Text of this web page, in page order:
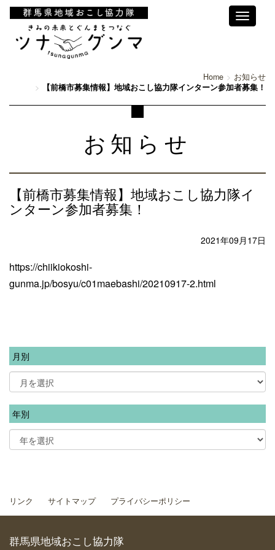
Toggle
Home
お知らせ
【前橋市募集情報】地域おこし協力隊インターン参加者募集！
お知らせ
【前橋市募集情報】地域おこし協力隊イ
ンターン参加者募集！
2021年09月17日
https://chiikiokoshi-
gunma.jp/bosyu/c01maebashi/20210917-2.html
月別
年別
リンク サイトマップ プライバシーポリシー
群馬県地域おこし協力隊